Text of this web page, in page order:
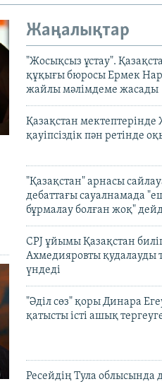
Жаңалықтар
"Жосықсыз ұстау".
құқығы бюросы Ермек
жайлы мәлімдеме жасады
Қазақстан
қауіпсіздік пән ретінде
"Қазақстан" арнасы
дебаттағы сауалнамада
бұрмалау болған жоқ"
CPJ ұйымы Қазақстан
Ахмедияровты қудалауды
үндеді
"Әділ сөз" қоры Динара
қатысты істі ашық
Ресейдің Тула облысында